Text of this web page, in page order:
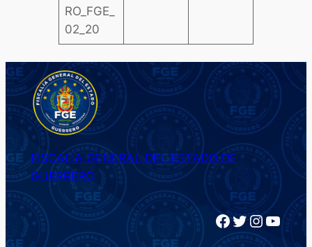
RO_FGE_
02_20
FISCALÍA GENERAL DEL ESTADO DE
GUERRERO
Facebook Twitter InstagramYouTube